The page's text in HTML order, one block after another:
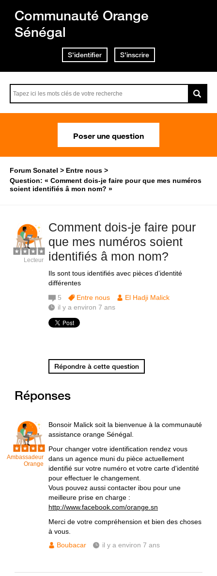
Communauté Orange
Sénégal
S'identifier S'inscrire
Poser une question
Forum Sonatel
Entre nous
Question: « Comment dois-je faire pour que mes numéros
soient identifiés â mon nom? »
Comment dois-je faire pour
que mes numéros soient
identifiés â mon nom?
Ils sont tous identifiés avec pièces d’identité
différentes
Lecteur
5 Entre nous
El Hadji Malick
il y a environ 7 ans
Répondre à cette question
Réponses
Ambassadeur
Orange
Bonsoir Malick soit la bienvenue à la communauté
assistance orange Sénégal.
Pour changer votre identification rendez vous
dans un agence muni du pièce actuellement
identifié sur votre numéro et votre carte d'identité
pour effectuer le changement.
Vous pouvez aussi contacter ibou pour une
meilleure prise en charge :
http://www.facebook.com/orange.sn
Merci de votre compréhension et bien des choses
à vous.
Boubacar
il y a environ 7 ans